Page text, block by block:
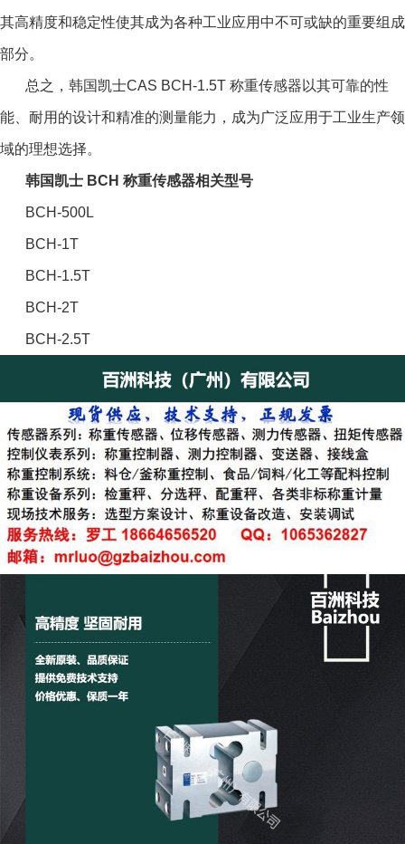
其高精度和稳定性使其成为各种工业应用中不可或缺的重要组成
部分。
总之，韩国凯士CAS BCH-1.5T 称重传感器以其可靠的性
能、耐用的设计和精准的测量能力，成为广泛应用于工业生产领
域的理想选择。
韩国凯士 BCH 称重传感器相关型号
BCH-500L
BCH-1T
BCH-1.5T
BCH-2T
BCH-2.5T